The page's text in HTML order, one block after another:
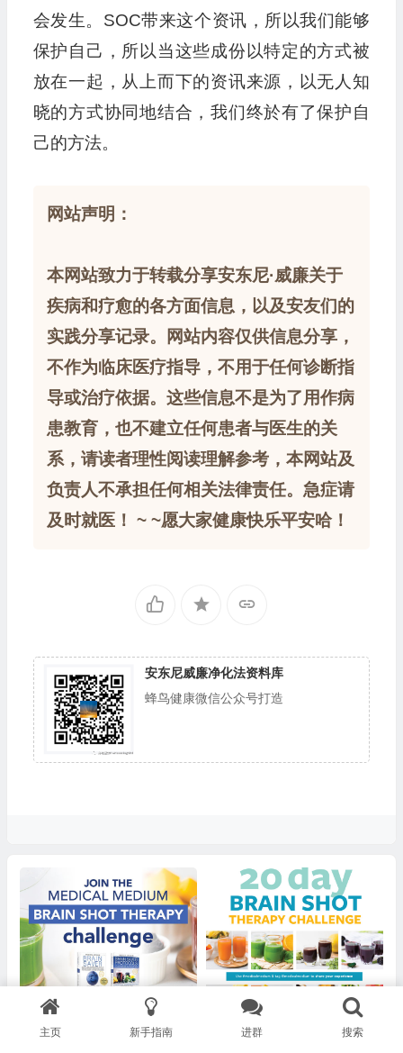
会发生。SOC带来这个资讯，所以我们能够
保护自己，所以当这些成份以特定的方式被
放在一起，从上而下的资讯来源，以无人知
晓的方式协同地结合，我们终於有了保护自
己的方法。
网站声明：
本网站致力于转载分享安东尼·威廉关于
疾病和疗愈的各方面信息，以及安友们的
实践分享记录。网站内容仅供信息分享，
不作为临床医疗指导，不用于任何诊断指
导或治疗依据。这些信息不是为了用作病
患教育，也不建立任何患者与医生的关
系，请读者理性阅读理解参考，本网站及
负责人不承担任何相关法律责任。急症请
及时就医！ ~ ~愿大家健康快乐平安哈！
安东尼威廉净化法资料库
蜂鸟健康微信公众号打造
转换愤怒的小饮
稳定神经和消化道/中和酸性小
主页 新手指南 进群 搜索